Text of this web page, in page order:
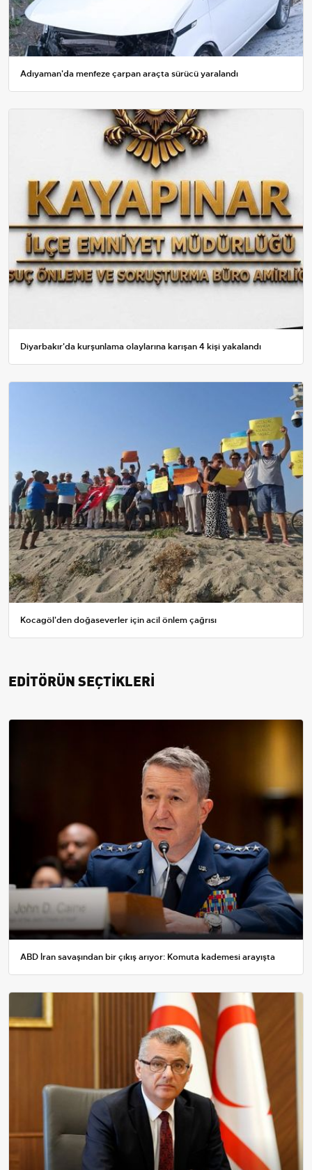
Adıyaman'da menfeze çarpan araçta sürücü yaralandı
Diyarbakır'da kurşunlama olaylarına karışan 4 kişi yakalandı
Kocagöl'den doğaseverler için acil önlem çağrısı
EDİTÖRÜN SEÇTİKLERİ
ABD İran savaşından bir çıkış arıyor: Komuta kademesi arayışta